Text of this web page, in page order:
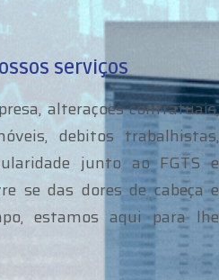
serviços
alteraçoes contratuais,
debitos trabalhistas,
junto ao FGTS e
se das dores de cabeça e
estamos aqui para lhe